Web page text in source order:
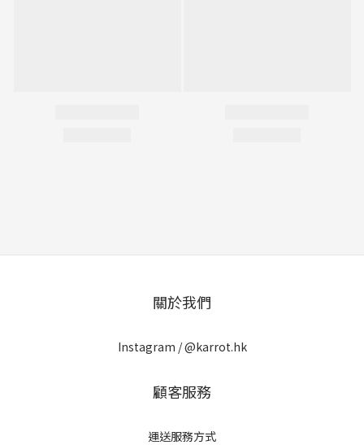
關於我們
Instagram /@karrot.hk
顧客服務
運送服務方式